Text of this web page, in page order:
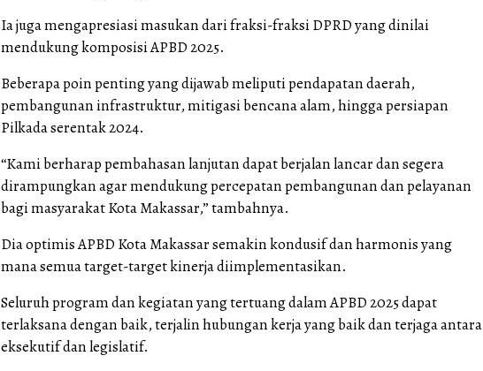
Ia juga mengapresiasi masukan dari fraksi-fraksi DPRD yang dinilai
mendukung komposisi APBD 2025.
Beberapa poin penting yang dijawab meliputi pendapatan daerah,
pembangunan infrastruktur, mitigasi bencana alam, hingga persiapan
Pilkada serentak 2024.
“Kami berharap pembahasan lanjutan dapat berjalan lancar dan segera
dirampungkan agar mendukung percepatan pembangunan dan pelayanan
bagi masyarakat Kota Makassar,” tambahnya.
Dia optimis APBD Kota Makassar semakin kondusif dan harmonis yang
mana semua target-target kinerja diimplementasikan.
Seluruh program dan kegiatan yang tertuang dalam APBD 2025 dapat
terlaksana dengan baik, terjalin hubungan kerja yang baik dan terjaga antara
eksekutif dan legislatif.